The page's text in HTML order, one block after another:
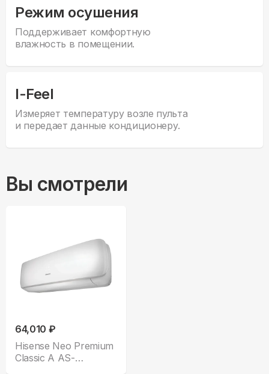
Режим осушения
Поддерживает комфортную
влажность в помещении.
I-Feel
Измеряет температуру возле пульта
и передает данные кондиционеру.
Вы смотрели
64,010 ₽
Hisense Neo Premium
Classic A AS-